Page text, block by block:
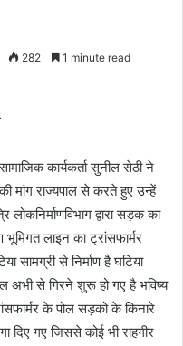
282 1 minute read
कार्यकर्ता सुनील सेठी ने
मांग राज्यपाल से करते हुए उन्हें
द्वारा सड़क का
भूमिगत लाइन का ट्रांसफार्मर
सामग्री से निर्माण है घटिया
अभी से गिरने शुरू हो गए है भविष्य
के पोल सड़को के किनारे
गए जिससे कोई भी राहगीर